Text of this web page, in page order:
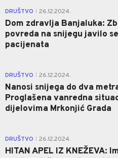
DRUŠTVO 26.12.2024.
Dom zdravlja Banjaluka:
povreda na snijegu javilo
pacijenata
DRUŠTVO 26.12.2024.
Nanosi snijega do dva
Proglašena vanredna
dijelovima Mrkonjić Grada
DRUŠTVO 26.12.2024.
HITAN APEL IZ KNEŽEVA: